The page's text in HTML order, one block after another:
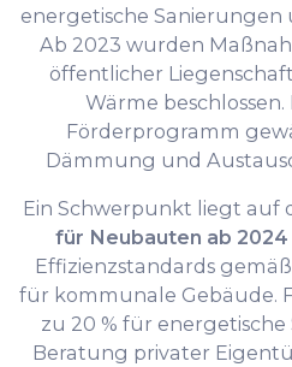
energetische Sanierungen
Ab 2023 wurden
öffentlicher
Wärme
Förderprogramm
Dämmung und
Ein Schwerpunkt liegt auf
für Neubauten ab 2024
Effizienzstandards
für kommunale Gebäude.
zu 20 % für
Beratung privater